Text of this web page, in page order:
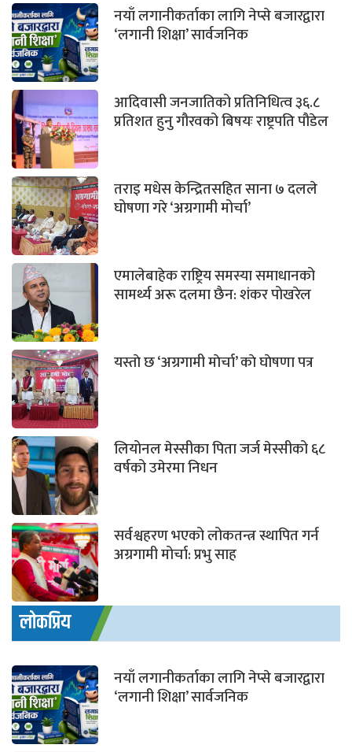
नयाँ लगानीकर्ताका लागि नेप्से बजारद्वारा
‘लगानी शिक्षा’ सार्वजनिक
आदिवासी जनजातिको प्रतिनिधित्व ३६.८
प्रतिशत हुनु गौरवको बिषयः राष्ट्रपति पौडेल
तराइ मधेस केन्द्रितसहित साना ७ दलले
घोषणा गरे ‘अग्रगामी मोर्चा’
एमालेबाहेक राष्ट्रिय समस्या समाधानको
सामर्थ्य अरू दलमा छैन: शंकर पोखरेल
यस्ताे छ ‘अग्रगामी माेर्चा’ काे घाेषणा पत्र
लियोनल मेस्सीका पिता जर्ज मेस्सीको ६८
वर्षको उमेरमा निधन
सर्वश्वहरण भएको लोकतन्त्र स्थापित गर्न
अग्रगामी मोर्चा: प्रभु साह
लोकप्रिय
नयाँ लगानीकर्ताका लागि नेप्से बजारद्वारा
‘लगानी शिक्षा’ सार्वजनिक